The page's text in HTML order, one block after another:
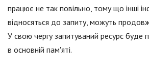
працює не так повільно, тому що інші
відносяться до запиту, можуть
У свою чергу запитуваний ресурс буде
в основній пам'яті.